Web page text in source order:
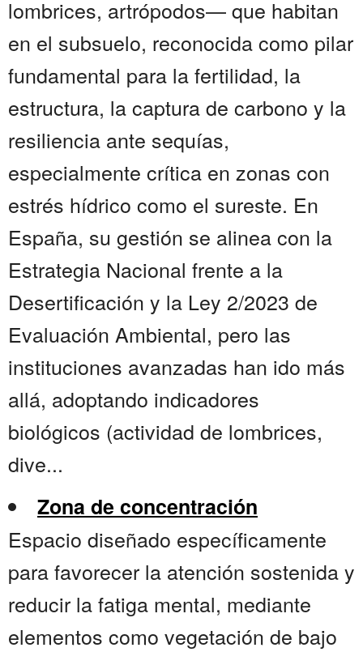
lombrices, artrópodos— que habitan
en el subsuelo, reconocida como pilar
fundamental para la fertilidad, la
estructura, la captura de carbono y la
resiliencia ante sequías,
especialmente crítica en zonas con
estrés hídrico como el sureste. En
España, su gestión se alinea con la
Estrategia Nacional frente a la
Desertificación y la Ley 2/2023 de
Evaluación Ambiental, pero las
instituciones avanzadas han ido más
allá, adoptando indicadores
biológicos (actividad de lombrices,
dive...
Zona de concentración
Espacio diseñado específicamente
para favorecer la atención sostenida y
reducir la fatiga mental, mediante
elementos como vegetación de bajo